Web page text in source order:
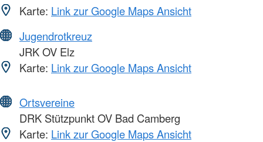
Karte: Link zur Google Maps Ansicht
Jugendrotkreuz
JRK OV Elz
Karte: Link zur Google Maps Ansicht
Ortsvereine
DRK Stützpunkt OV Bad Camberg
Karte: Link zur Google Maps Ansicht